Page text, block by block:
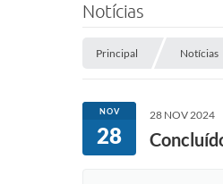
Notícias
Principal Notícias
NOV
28
28 NOV 2024